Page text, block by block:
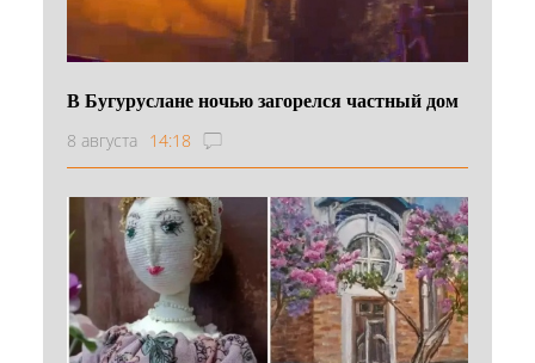
В Бугуруслане ночью загорелся частный дом
8 августа 14:18